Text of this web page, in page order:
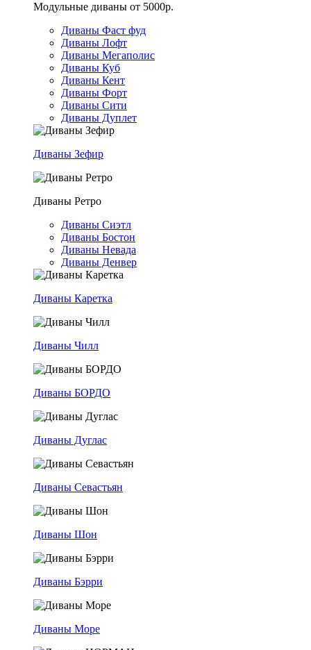
Модульные диваны от 5000р.
Диваны Фаст фуд
Диваны Лофт
Диваны Мегаполис
Диваны Куб
Диваны Кент
Диваны Форт
Диваны Сити
Диваны Дуплет
Диваны Зефир
Диваны Ретро
Диваны Сиэтл
Диваны Бостон
Диваны Невада
Диваны Денвер
Диваны Каретка
Диваны Чилл
Диваны БОРДО
Диваны Дуглас
Диваны Севастьян
Диваны Шон
Диваны Бэрри
Диваны Море